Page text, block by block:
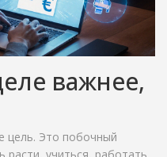
важнее,
цель. Это побочный